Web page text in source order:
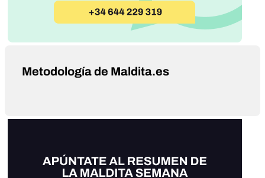
Metodología de Maldita.es